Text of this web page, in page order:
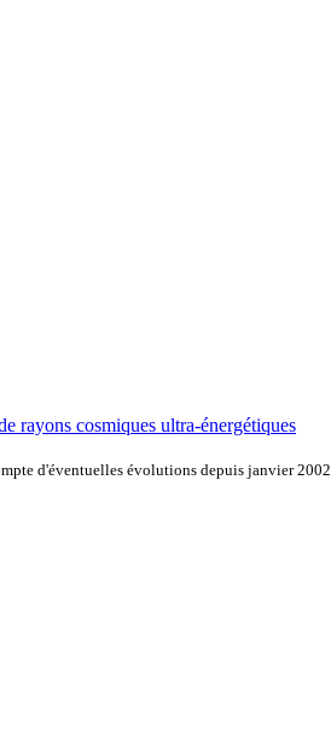
rayons cosmiques ultra-énergétiques
d'éventuelles évolutions depuis janvier 2002